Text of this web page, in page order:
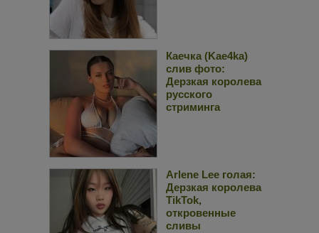
Каечка (Kae4ka)
слив фото:
Дерзкая королева
русского
стриминга
Arlene Lee голая:
Дерзкая королева
TikTok,
откровенные
сливы